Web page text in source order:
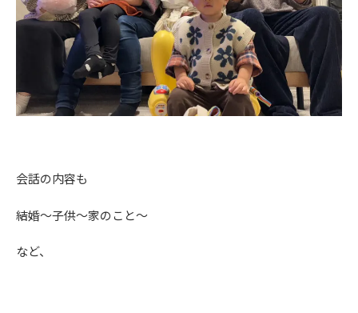
会話の内容も
結婚～子供～家のこと～
など、